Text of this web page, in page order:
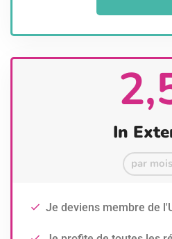
In
par
Je deviens membre de